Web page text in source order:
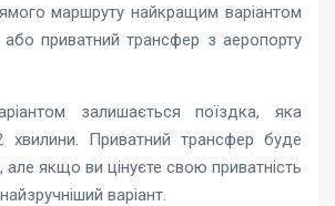
маршруту найкращим варіантом
приватний трансфер з аеропорту
залишається поїздка, яка
Приватний трансфер буде
якщо ви цінуєте свою приватність
варіант.